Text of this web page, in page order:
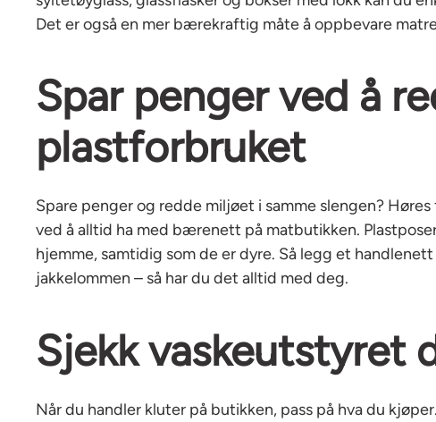
Det er også en mer bærekraftig måte å oppbevare
Spar penger ved å
plastforbruket
Spare penger og redde miljøet i samme slengen?
ved å alltid ha med bærenett på matbutikken.
hjemme, samtidig som de er dyre. Så legg et
jakkelommen – så har du det alltid med deg.
Sjekk vaskeutstyret
Når du handler kluter på butikken, pass på hva du